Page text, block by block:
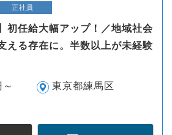
正社員
初任給大幅アップ！／地域社会
える存在に。半数以上が未経験
東京都練馬区